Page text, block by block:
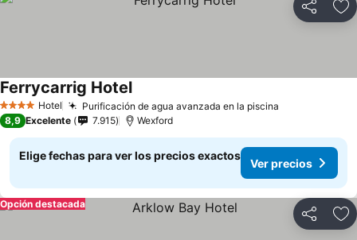
Compartir
4 EstrellasHotel Purificación de agua avanzada en la piscina
Ferrycarrig Hotel
8,9 Excelente 7.915 Wexford
Elige fechas para ver los precios exactos
Ver precios
Compartir
Opción destacada